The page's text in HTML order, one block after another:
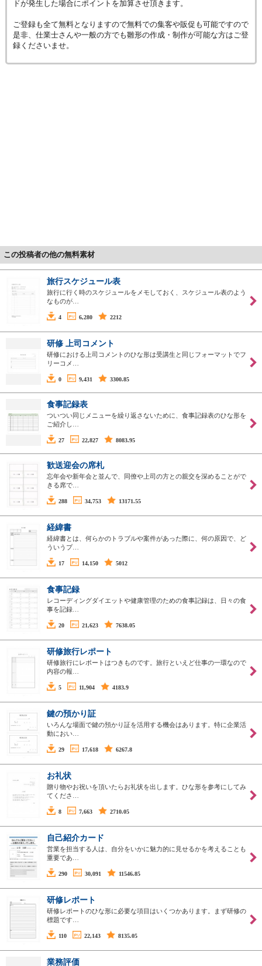
ドが発生した場合にポイントを加算させ頂きます。
ご登録も全て無料となりますので無料での集客や販促も可能ですので
是非、仕業士さんや一般の方でも雛形の作成・制作が可能な方はご登
録くださいませ。
この投稿者の他の無料素材
旅行スケジュール表
旅行に行く時のスケジュールをメモしておく、スケジュール表のよう
なものが…
4 6,280 2212
研修 上司コメント
研修における上司コメントのひな形は受講生と同じフォーマットでフ
リーコメ…
0 9,431 3300.85
食事記録表
ついつい同じメニューを繰り返さないために、食事記録表のひな形を
ご紹介し…
27 22,827 8083.95
歓送迎会の席札
忘年会や新年会と並んで、同僚や上司の方との親交を深めることがで
きる席で…
288 34,753 13171.55
経緯書
経緯書とは、何らかのトラブルや案件があった際に、何の原因で、ど
ういうプ…
17 14,150 5012
食事記録
レコーディングダイエットや健康管理のための食事記録は、日々の食
事を記録…
20 21,623 7638.05
研修旅行レポート
研修旅行にレポートはつきものです。旅行といえど仕事の一環なので
内容の報…
5 11,904 4183.9
鍵の預かり証
いろんな場面で鍵の預かり証を活用する機会はあります。特に企業活
動におい…
29 17,618 6267.8
お礼状
贈り物やお祝いを頂いたらお礼状を出します。ひな形を参考にしてみ
てくださ…
8 7,663 2710.05
自己紹介カード
営業を担当する人は、自分をいかに魅力的に見せるかを考えることも
重要であ…
290 30,091 11546.85
研修レポート
研修レポートのひな形に必要な項目はいくつかあります。まず研修の
標題です…
110 22,143 8135.05
業務評価